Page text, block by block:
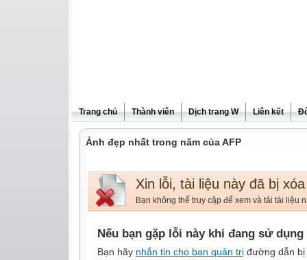
Trang chủ Thành viên Dịch trang W Liên kết
Ảnh đẹp nhất trong năm của AFP
Xin lỗi, tài liệu này đã bị xóa
Bạn không thể truy cập để xem và tải tài liệu
Nếu bạn gặp lỗi này khi đang sử
Bạn hãy nhắn tin cho ban quản trị đường dẫn bị